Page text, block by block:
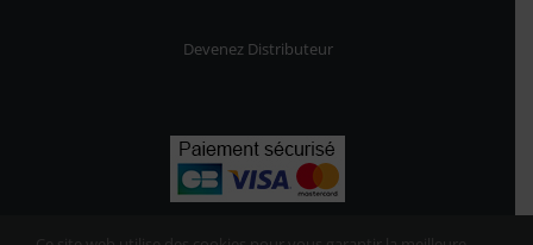
Devenez Distributeur